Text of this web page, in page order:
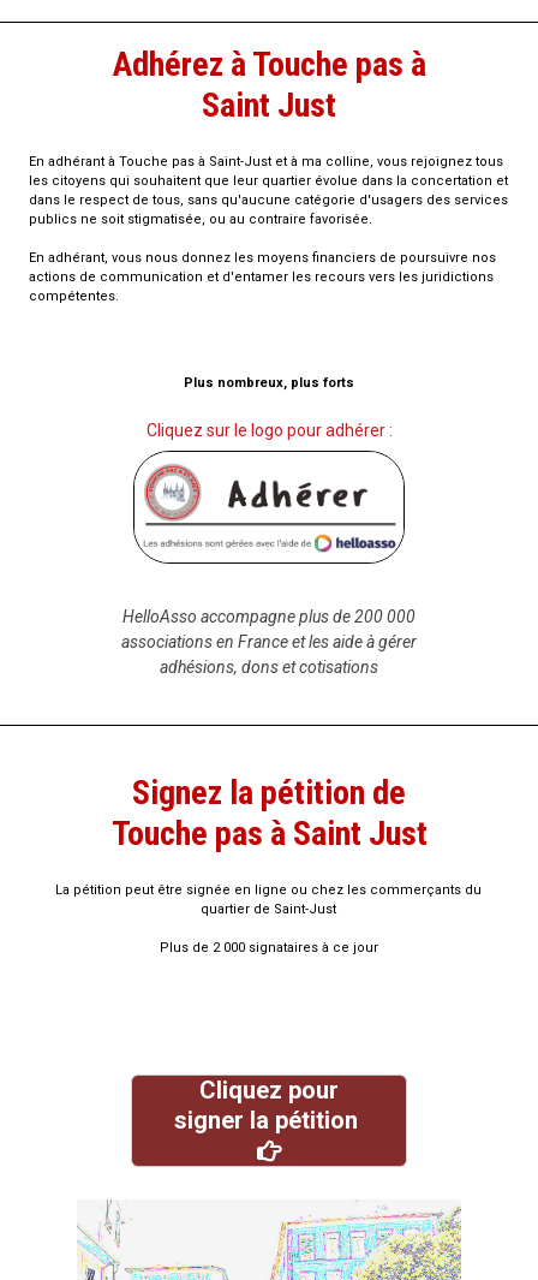
Adhérez à Touche pas à
Saint Just
En adhérant à Touche pas à Saint-Just et à ma colline, vous rejoignez tous
les citoyens qui souhaitent que leur quartier évolue dans la concertation et
dans le respect de tous, sans qu'aucune catégorie d'usagers des services
publics ne soit stigmatisée, ou au contraire favorisée.
En adhérant, vous nous donnez les moyens financiers de poursuivre nos
actions de communication et d'entamer les recours vers les juridictions
compétentes.
Plus nombreux, plus forts
Cliquez sur le logo pour adhérer :
HelloAsso accompagne plus de 200 000
associations en France et les aide à gérer
adhésions, dons et cotisations
Signez la pétition de
Touche pas à Saint Just
La pétition peut être signée en ligne ou chez les commerçants du
quartier de Saint-Just
Plus de 2 000 signataires à ce jour
Cliquez pour
signer la pétition
